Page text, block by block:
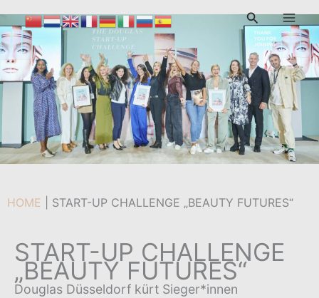
Inhalt
springen
Suchen
Vonadmin 9. November 2022
HOME START-UP CHALLENGE „BEAUTY FUTURES“
START-UP CHALLENGE
„BEAUTY FUTURES“
Douglas Düsseldorf kürt Sieger*innen